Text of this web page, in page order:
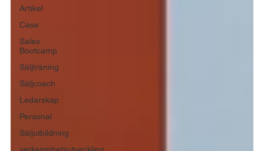
Artikel
Case
Sales
Bootcamp
Säljträning
Säljcoach
Ledarskap
Personal
Säljutbildning
verksamhetsutveckling